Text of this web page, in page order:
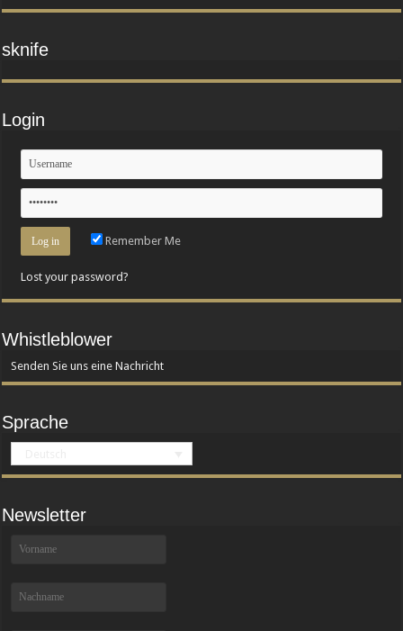
sknife
Login
Remember Me
Lost your password?
Whistleblower
Senden Sie uns eine Nachricht
Sprache
Newsletter